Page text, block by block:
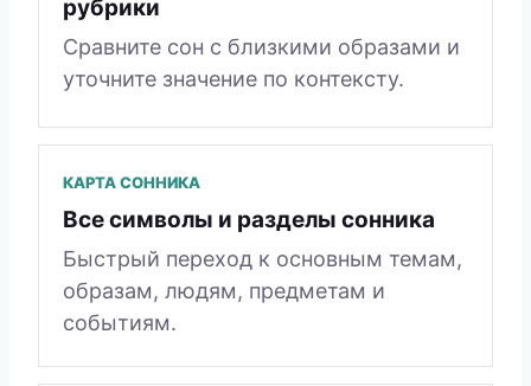
рубрики
Сравните сон с близкими образами и
уточните значение по контексту.
КАРТА СОННИКА
Все символы и разделы сонника
Быстрый переход к основным темам,
образам, людям, предметам и
событиям.